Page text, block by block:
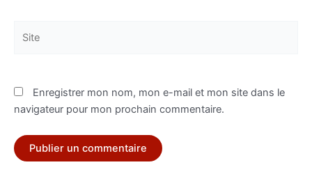
Enregistrer mon nom, mon e-mail et mon site dans le
navigateur pour mon prochain commentaire.